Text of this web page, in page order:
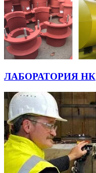
ЛАБОРАТОРИЯ НК